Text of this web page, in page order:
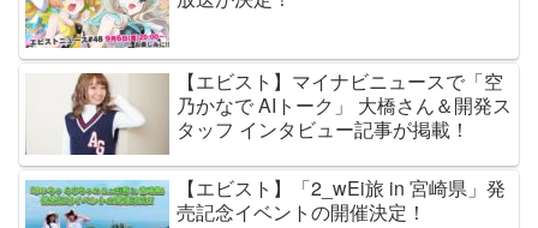
【エビスト】マイナビニュースで「空
乃かなで AIトーク」 大橋さん＆開発ス
タッフ インタビュー記事が掲載！
【エビスト】「2_wEi旅 in 宮崎県」発
売記念イベントの開催決定！